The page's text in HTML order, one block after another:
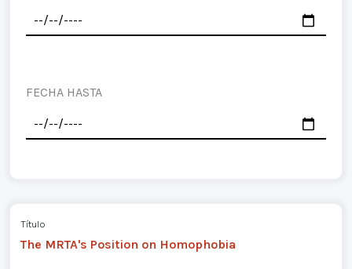
FECHA HASTA
Título
The MRTA's Position on Homophobia